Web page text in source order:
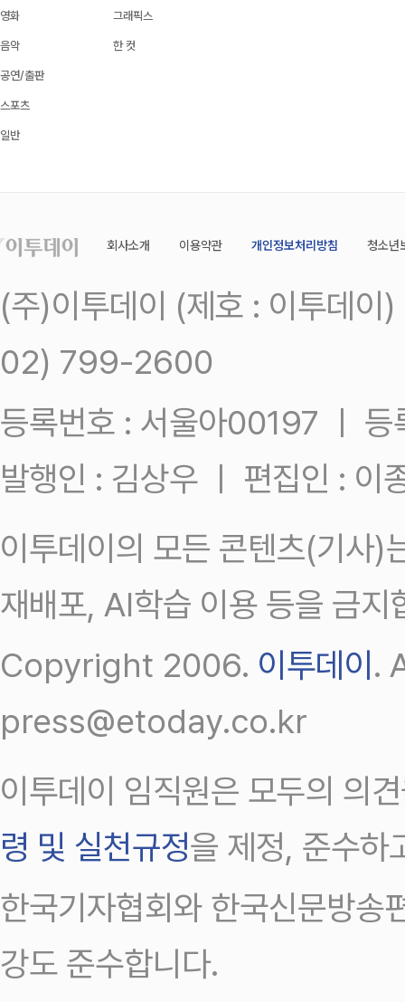
영화
음악
공연/출판
스포츠
일반
그래픽스
한 컷
회사소개 이용약관 개인정보처리방침 청소년
(주)이투데이 (제호 : 이투데
02) 799-2600
등록번호 : 서울아00197 ㅣ
발행인 : 김상우 ㅣ 편집인 : 이
이투데이의 모든 콘텐츠(기사)
재배포, AI학습 이용 등을 금지
Copyright 2006. 이투데이.
press@etoday.co.kr
이투데이 임직원은 모두의 의
령 및 실천규정을 제정, 준수하
한국기자협회와 한국신문방송
강도 준수합니다.